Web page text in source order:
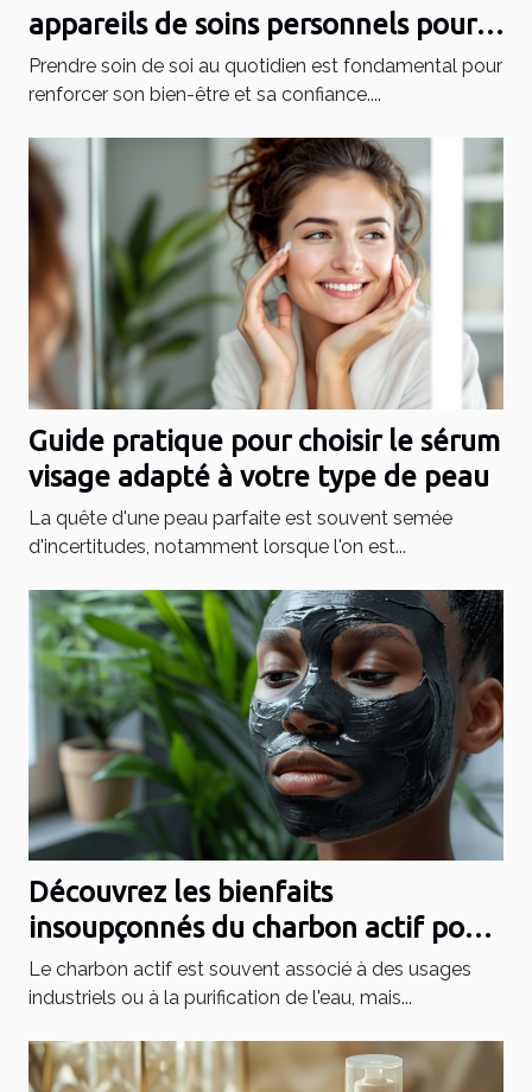
appareils de soins personnels pour
votre routine quotidienne
Prendre soin de soi au quotidien est fondamental pour
renforcer son bien-être et sa confiance....
Guide pratique pour choisir le sérum
visage adapté à votre type de peau
La quête d'une peau parfaite est souvent semée
d'incertitudes, notamment lorsque l'on est...
Découvrez les bienfaits
insoupçonnés du charbon actif pour
la peau
Le charbon actif est souvent associé à des usages
industriels ou à la purification de l'eau, mais...